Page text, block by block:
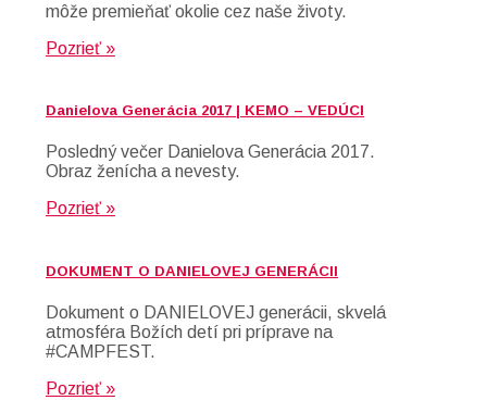
môže premieňať okolie cez naše životy.
Pozrieť »
Danielova Generácia 2017 | KEMO – VEDÚCI
Posledný večer Danielova Generácia 2017.
Obraz ženícha a nevesty.
Pozrieť »
DOKUMENT O DANIELOVEJ GENERÁCII
Dokument o DANIELOVEJ generácii, skvelá
atmosféra Božích detí pri príprave na
#CAMPFEST.
Pozrieť »